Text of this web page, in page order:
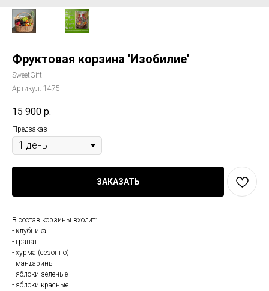
Фруктовая корзина 'Изобилие'
SweetGift
Артикул: 1475
15 900 р.
Предзаказ
ЗАКАЗАТЬ
В состав корзины входит:
- клубника
- гранат
- хурма (сезонно)
- мандарины
- яблоки зеленые
- яблоки красные